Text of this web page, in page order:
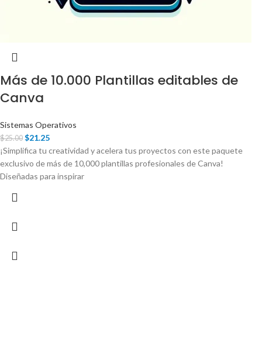
Más de 10.000 Plantillas editables de
Canva
Sistemas Operativos
$25.00 $21.25
¡Simplifica tu creatividad y acelera tus proyectos con este paquete
exclusivo de más de 10,000 plantillas profesionales de Canva!
Diseñadas para inspirar